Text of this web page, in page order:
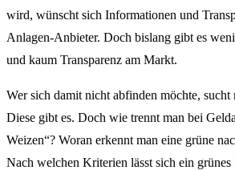
wird, wünscht sich Informationen und
Anlagen-Anbieter. Doch bislang gibt es
und kaum Transparenz am Markt.
Wer sich damit nicht abfinden möchte, sucht
Diese gibt es. Doch wie trennt man bei
Weizen“? Woran erkennt man eine grüne
Nach welchen Kriterien lässt sich ein grünes